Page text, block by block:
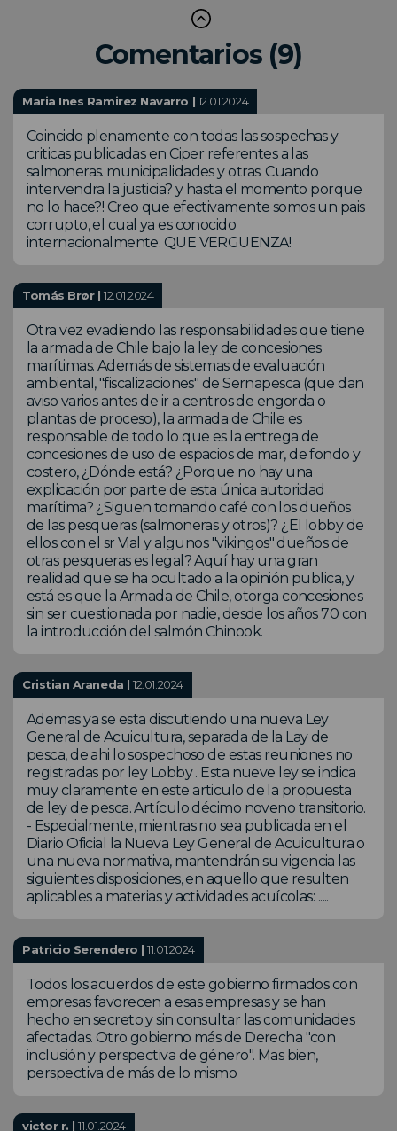
Comentarios (9)
Maria Ines Ramirez Navarro | 12.01.2024
Coincido plenamente con todas las sospechas y
criticas publicadas en Ciper referentes a las
salmoneras. municipalidades y otras. Cuando
intervendra la justicia? y hasta el momento porque
no lo hace?! Creo que efectivamente somos un pais
corrupto, el cual ya es conocido
internacionalmente. QUE VERGUENZA!
Tomás Brør |12.01.2024
Otra vez evadiendo las responsabilidades que tiene
la armada de Chile bajo la ley de concesiones
marítimas. Además de sistemas de evaluación
ambiental, "fiscalizaciones" de Sernapesca (que dan
aviso varios antes de ir a centros de engorda o
plantas de proceso), la armada de Chile es
responsable de todo lo que es la entrega de
concesiones de uso de espacios de mar, de fondo y
costero, ¿Dónde está? ¿Porque no hay una
explicación por parte de esta única autoridad
marítima? ¿Siguen tomando café con los dueños
de las pesqueras (salmoneras y otros)? ¿El lobby de
ellos con el sr Vial y algunos "vikingos" dueños de
otras pesqueras es legal? Aquí hay una gran
realidad que se ha ocultado a la opinión publica, y
está es que la Armada de Chile, otorga concesiones
sin ser cuestionada por nadie, desde los años 70 con
la introducción del salmón Chinook.
Cristian Araneda |12.01.2024
Ademas ya se esta discutiendo una nueva Ley
General de Acuicultura, separada de la Lay de
pesca, de ahi lo sospechoso de estas reuniones no
registradas por ley Lobby . Esta nueve ley se indica
muy claramente en este articulo de la propuesta
de ley de pesca. Artículo décimo noveno transitorio.
- Especialmente, mientras no sea publicada en el
Diario Oficial la Nueva Ley General de Acuicultura o
una nueva normativa, mantendrán su vigencia las
siguientes disposiciones, en aquello que resulten
aplicables a materias y actividades acuícolas: .....
Patricio Serendero |11.01.2024
Todos los acuerdos de este gobierno firmados con
empresas favorecen a esas empresas y se han
hecho en secreto y sin consultar las comunidades
afectadas. Otro gobierno más de Derecha "con
inclusión y perspectiva de género". Mas bien,
perspectiva de más de lo mismo
victor r. |11.01.2024